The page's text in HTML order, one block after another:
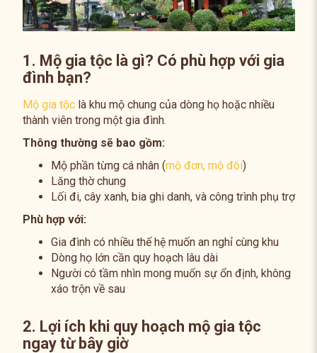
1. Mộ gia tộc là gì? Có phù hợp với gia
đình bạn?
Mộ gia tộclà khu mộ chung của dòng họ hoặc nhiều
thành viên trong một gia đình.
Thông thường sẽ bao gồm:
Mộ phần từng cá nhân (mộ đơn, mộ đôi)
Lăng thờ chung
Lối đi, cây xanh, bia ghi danh, và công trình phụ trợ
Phù hợp với:
Gia đình có nhiều thế hệ muốn an nghỉ cùng khu
Dòng họ lớn cần quy hoạch lâu dài
Người có tầm nhìn mong muốn sự ổn định, không
xáo trộn về sau
2. Lợi ích khi quy hoạch mộ gia tộc
ngay từ bây giờ